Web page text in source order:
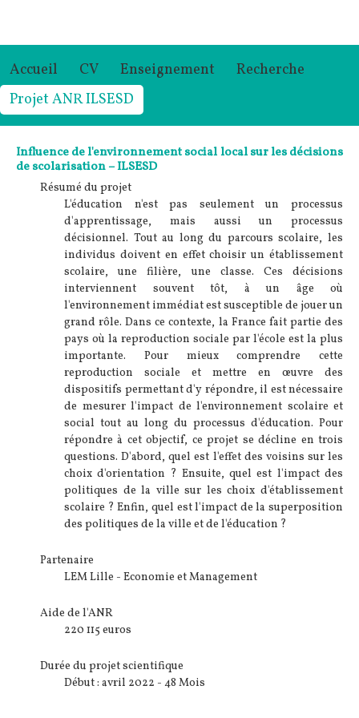
Accueil CV Enseignement
Recherche
Projet ANR ILSESD
Influence de l'environnement social local sur les décisions
de scolarisation – ILSESD
Résumé du projet
L'éducation n'est pas seulement un processus
d'apprentissage, mais aussi un processus
décisionnel. Tout au long du parcours scolaire, les
individus doivent en effet choisir un établissement
scolaire, une filière, une classe. Ces décisions
interviennent souvent tôt, à un âge où
l'environnement immédiat est susceptible de jouer un
grand rôle. Dans ce contexte, la France fait partie des
pays où la reproduction sociale par l'école est la plus
importante. Pour mieux comprendre cette
reproduction sociale et mettre en œuvre des
dispositifs permettant d'y répondre, il est nécessaire
de mesurer l'impact de l'environnement scolaire et
social tout au long du processus d'éducation. Pour
répondre à cet objectif, ce projet se décline en trois
questions. D'abord, quel est l'effet des voisins sur les
choix d'orientation ? Ensuite, quel est l'impact des
politiques de la ville sur les choix d'établissement
scolaire ? Enfin, quel est l'impact de la superposition
des politiques de la ville et de l'éducation ?
Partenaire
LEM Lille - Economie et Management
Aide de l'ANR
220 115 euros
Durée du projet scientifique
Début : avril 2022 - 48 Mois